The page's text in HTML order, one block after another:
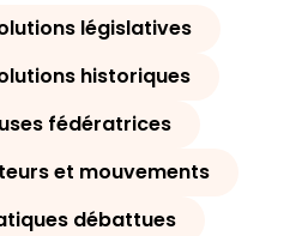
législatives
historiques
fédératrices
et mouvements
débattues